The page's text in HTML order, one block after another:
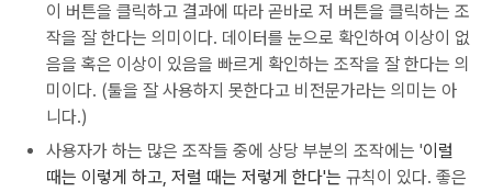
이 버튼을 클릭하고 결과에 따라 곧바로 저 버튼을 클릭하는 조
작을 잘 한다는 의미이다. 데이터를 눈으로 확인하여 이상이 없
음을 혹은 이상이 있음을 빠르게 확인하는 조작을 잘 한다는 의
미이다. (툴을 잘 사용하지 못한다고 비전문가라는 의미는 아
니다.)
사용자가 하는 많은 조작들 중에 상당 부분의 조작에는 '이럴
때는 이렇게 하고, 저럴 때는 저렇게 한다'는 규칙이 있다. 좋은